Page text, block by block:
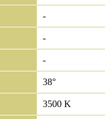
-
-
-
38°
3500 K